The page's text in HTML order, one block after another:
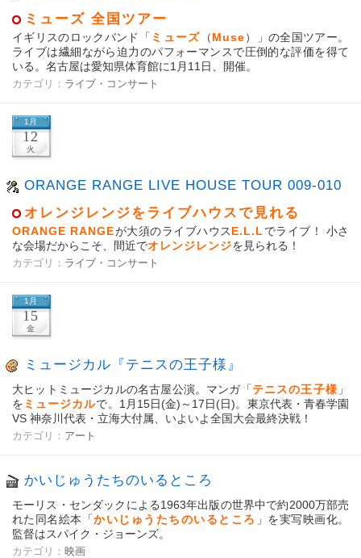
ミューズ 全国ツアー
イギリスのロックバンド「 ミューズ （Muse）」の全国ツアー。
ライブは繊細ながら迫力のパフォーマンスで圧倒的な評価を得て
いる。名古屋は愛知県体育館に1月11日、開催。
カテゴリ： ライブ・コンサート
1月
12
火
ORANGE RANGE LIVE HOUSE TOUR 009-010
オレンジレンジをライブハウスで見れる
ORANGE RANGEが大須のライブハウスE.L.L でライブ！ 小さ
な会場だからこそ、間近でオレンジレンジを見られる！
カテゴリ： ライブ・コンサート
1月
15
金
ミュージカル『テニスの王子様』
大ヒットミュージカルの名古屋公演。マンガ「テニスの王子様 」
を ミュージカルで。1月15日(金)～17日(日)。東京代表・青春学園
VS 神奈川代表・立海大付属、いよいよ全国大会最終決戦！
カテゴリ： アート
かいじゅうたちのいるところ
モーリス・センダックによる1963年出版の世界中で約2000万部売
れた同名絵本「かいじゅうたちのいるところ 」を実写映画化。
監督はスパイク・ジョーンズ。
カテゴリ： 映画